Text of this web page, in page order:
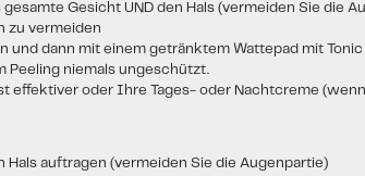
Gesicht UND den Hals (vermeiden Sie die
zu vermeiden
und dann mit einem getränktem Wattepad mit
Peeling niemals ungeschützt.
effektiver oder Ihre Tages- oder Nachtcreme
Hals auftragen (vermeiden Sie die Augenpartie)